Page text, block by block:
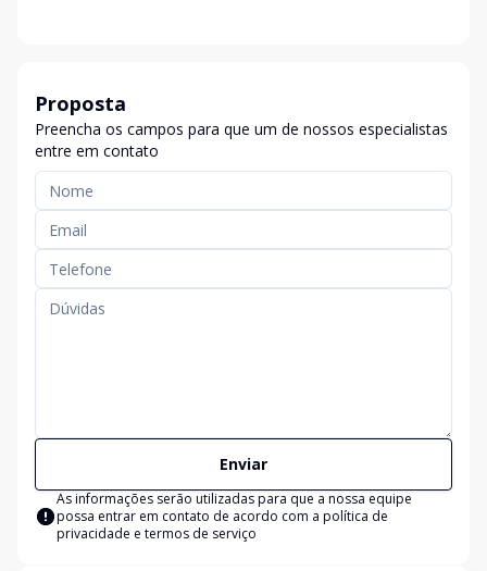
Proposta
Preencha os campos para que um de nossos especialistas
entre em contato
Enviar
As informações serão utilizadas para que a nossa equipe
possa entrar em contato de acordo com a política de
privacidade e termos de serviço